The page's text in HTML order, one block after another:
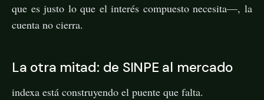
que es justo lo que el interés compuesto necesita—, la
cuenta no cierra.
La otra mitad: de SINPE al mercado
indexa está construyendo el puente que falta.